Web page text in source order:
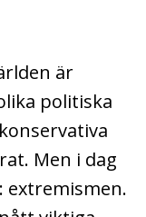
är
politiska
Men i dag
extremismen.